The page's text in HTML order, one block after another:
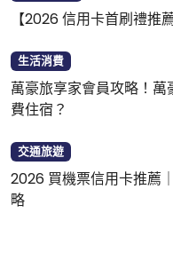
【2026 信用卡首刷禮推
生活消費
萬豪旅享家會員攻略！
費住宿？
交通旅遊
2026 買機票信用卡推薦
略